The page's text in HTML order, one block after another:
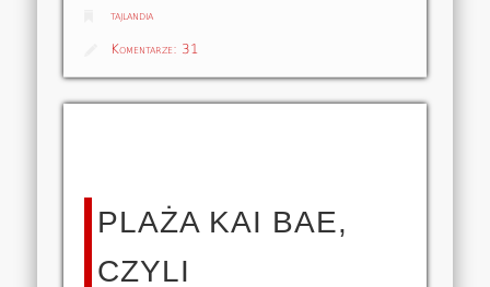
tajlandia
Komentarze: 31
PLAŻA KAI BAE,
CZYLI